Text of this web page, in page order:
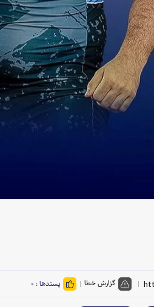
گزارش خطا پسندها : ۰